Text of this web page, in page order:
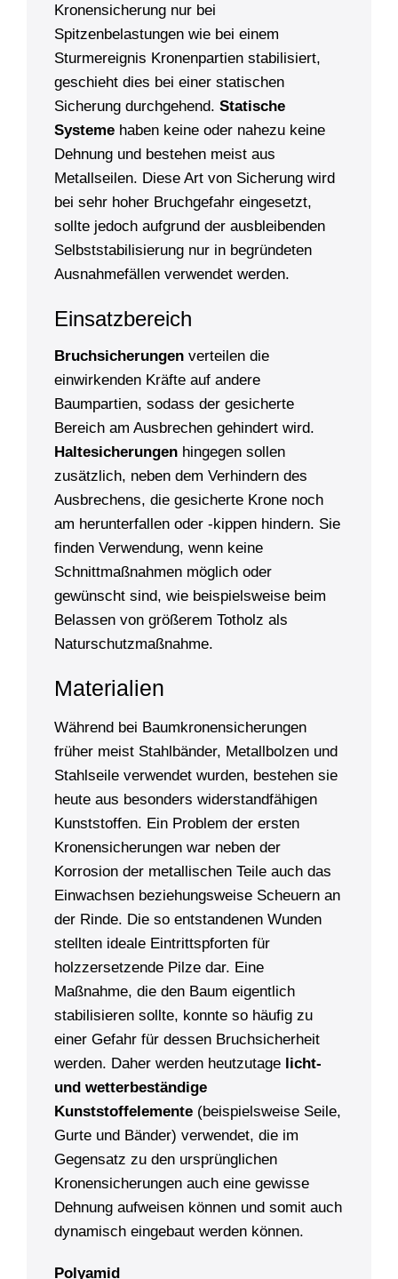
Kronensicherung nur bei
Spitzenbelastungen wie bei einem
Sturmereignis Kronenpartien stabilisiert,
geschieht dies bei einer statischen
Sicherung durchgehend.Statische
Systeme haben keine oder nahezu keine
Dehnung und bestehen meist aus
Metallseilen. Diese Art von Sicherung wird
bei sehr hoher Bruchgefahr eingesetzt,
sollte jedoch aufgrund der ausbleibenden
Selbststabilisierung nur in begründeten
Ausnahmefällen verwendet werden.
Einsatzbereich
Bruchsicherungen verteilen die
einwirkenden Kräfte auf andere
Baumpartien, sodass der gesicherte
Bereich am Ausbrechen gehindert wird.
Haltesicherungen hingegen sollen
zusätzlich, neben dem Verhindern des
Ausbrechens, die gesicherte Krone noch
am herunterfallen oder -kippen hindern. Sie
finden Verwendung, wenn keine
Schnittmaßnahmen möglich oder
gewünscht sind, wie beispielsweise beim
Belassen von größerem Totholz als
Naturschutzmaßnahme.
Materialien
Während bei Baumkronensicherungen
früher meist Stahlbänder, Metallbolzen und
Stahlseile verwendet wurden, bestehen sie
heute aus besonders widerstandfähigen
Kunststoffen. Ein Problem der ersten
Kronensicherungen war neben der
Korrosion der metallischen Teile auch das
Einwachsen beziehungsweise Scheuern an
der Rinde. Die so entstandenen Wunden
stellten ideale Eintrittspforten für
holzzersetzende Pilze dar. Eine
Maßnahme, die den Baum eigentlich
stabilisieren sollte, konnte so häufig zu
einer Gefahr für dessen Bruchsicherheit
werden. Daher werden heutzutage licht-
und wetterbeständige
Kunststoffelemente (beispielsweise Seile,
Gurte und Bänder) verwendet, die im
Gegensatz zu den ursprünglichen
Kronensicherungen auch eine gewisse
Dehnung aufweisen können und somit auch
dynamisch eingebaut werden können.
Polyamid